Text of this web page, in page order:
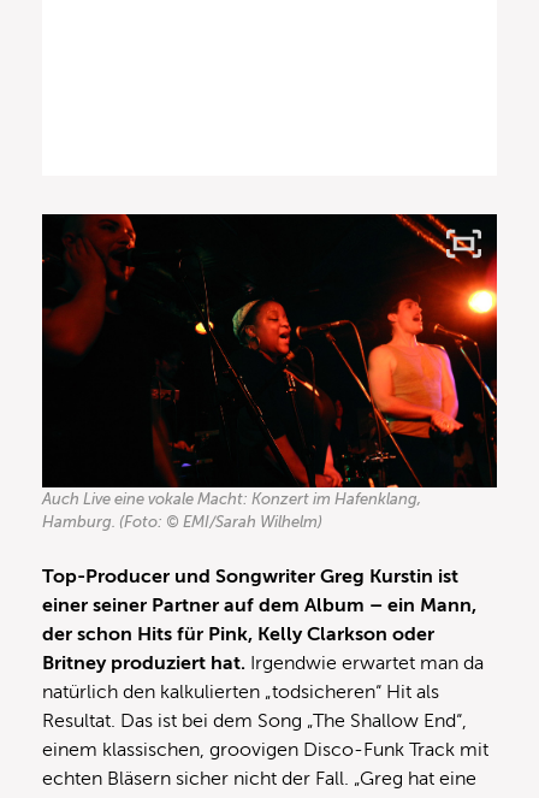
Auch Live eine vokale Macht: Konzert im Hafenklang,
Hamburg. (Foto: © EMI/Sarah Wilhelm)
Top-Producer und Songwriter Greg Kurstin ist
einer seiner Partner auf dem Album – ein Mann,
der schon Hits für Pink, Kelly Clarkson oder
Britney produziert hat. Irgendwie erwartet man da
natürlich den kalkulierten „todsicheren“ Hit als
Resultat. Das ist bei dem Song „The Shallow End“,
einem klassischen, groovigen Disco-Funk Track mit
echten Bläsern sicher nicht der Fall. „Greg hat eine